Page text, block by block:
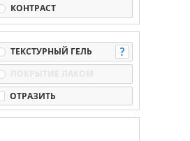
КОНТРАСТ
ТЕКСТУРНЫЙ ГЕЛЬ
ОТРАЗИТЬ